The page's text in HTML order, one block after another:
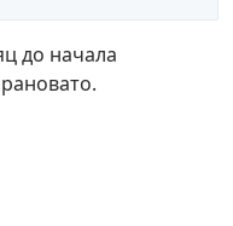
до начала